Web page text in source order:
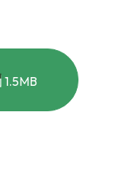
1.5MB